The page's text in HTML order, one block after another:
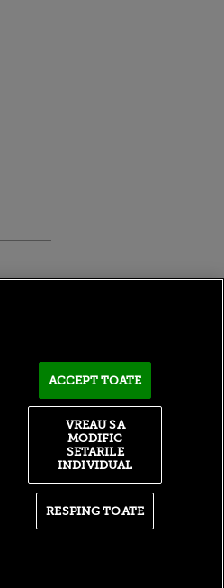
praf pe
în FC
pentru
ACCEPT TOATE
RESPING TOATE
VREAU SA
MODIFIC
SETARILE
INDIVIDUAL